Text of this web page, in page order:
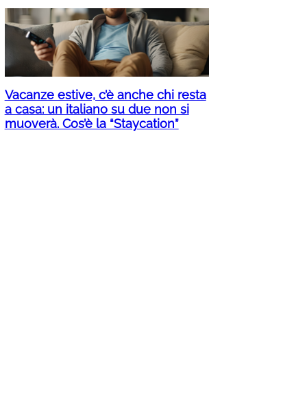
Vacanze estive, c’è anche chi resta
a casa: un italiano su due non si
muoverà. Cos’è la “Staycation”